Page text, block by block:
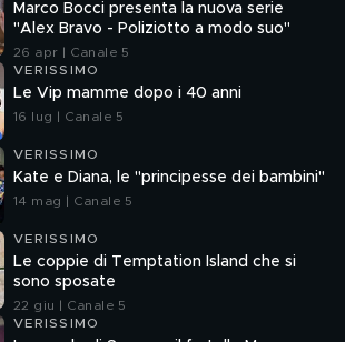
Marco Bocci presenta la nuova serie
"Alex Bravo - Poliziotto a modo suo"
26 apr | Canale 5
VERISSIMO
Le Vip mamme dopo i 40 anni
16 lug | Canale 5
VERISSIMO
Kate e Diana, le "principesse dei bambini"
14 mag | Canale 5
VERISSIMO
Le coppie di Temptation Island che si
sono sposate
22 giu | Canale 5
VERISSIMO